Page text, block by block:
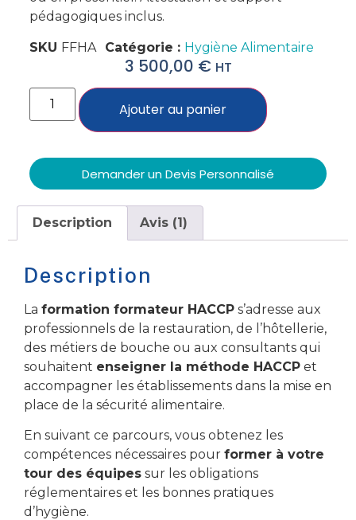
pédagogiques inclus.
SKU FFHA Catégorie : Hygiène Alimentaire
3 500,00 € HT
Ajouter au panier
Demander un Devis Personnalisé
Description Avis (1)
Description
La formation formateur HACCP s’adresse aux
professionnels de la restauration, de l’hôtellerie,
des métiers de bouche ou aux consultants qui
souhaitent enseigner la méthode HACCP et
accompagner les établissements dans la mise en
place de la sécurité alimentaire.
En suivant ce parcours, vous obtenez les
compétences nécessaires pour former à votre
tour des équipes sur les obligations
réglementaires et les bonnes pratiques
d’hygiène.